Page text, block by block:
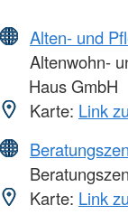
Alten- und
Altenwohn-
Haus GmbH
Karte: Link
Karte: Link